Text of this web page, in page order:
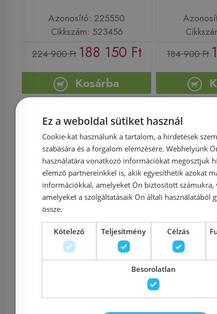
Azonosító: 225550
Cikkszám: 523456
224 900 Ft 188 150 Ft
Kosárba
184 900 Ft
-11%
Rendelésre
BLANCO AXIA III 5 S
SILGRANIT mosogató,
üveg vágólappal,
lefolyó-távműködtetővel,
Rendelésre
üveg
lefolyó-
Ez a weboldal sütiket használ
Cookie-kat használunk a tartalom, a hirdetések
szabására és a forgalom elemzésére. Webhelyünk
használatára vonatkozó információkat megosztjuk
elemző partnereinkkel is, akik egyesíthetik azokat
információkkal, amelyeket Ön biztosított számukra,
amelyeket a szolgáltatásaik Ön általi használatából
össze.
Kötelező Teljesítmény Célzás
Besorolatlan